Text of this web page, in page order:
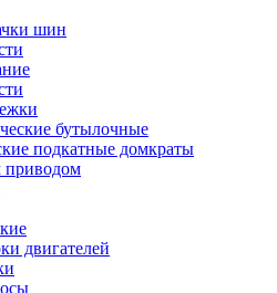
шин
бутылочные
подкатные домкраты
приводом
двигателей